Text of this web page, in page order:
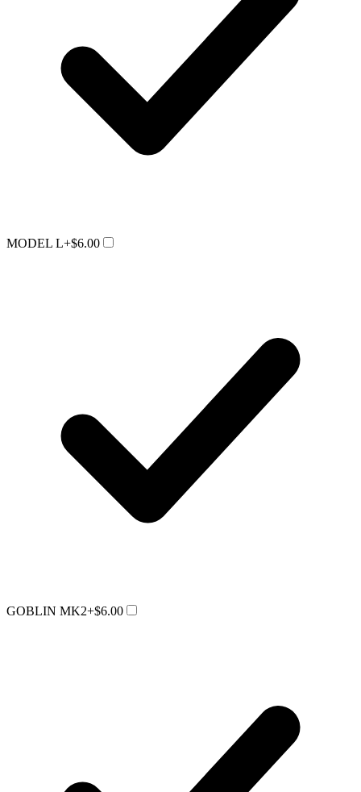
MODEL L+$6.00
GOBLIN MK2+$6.00